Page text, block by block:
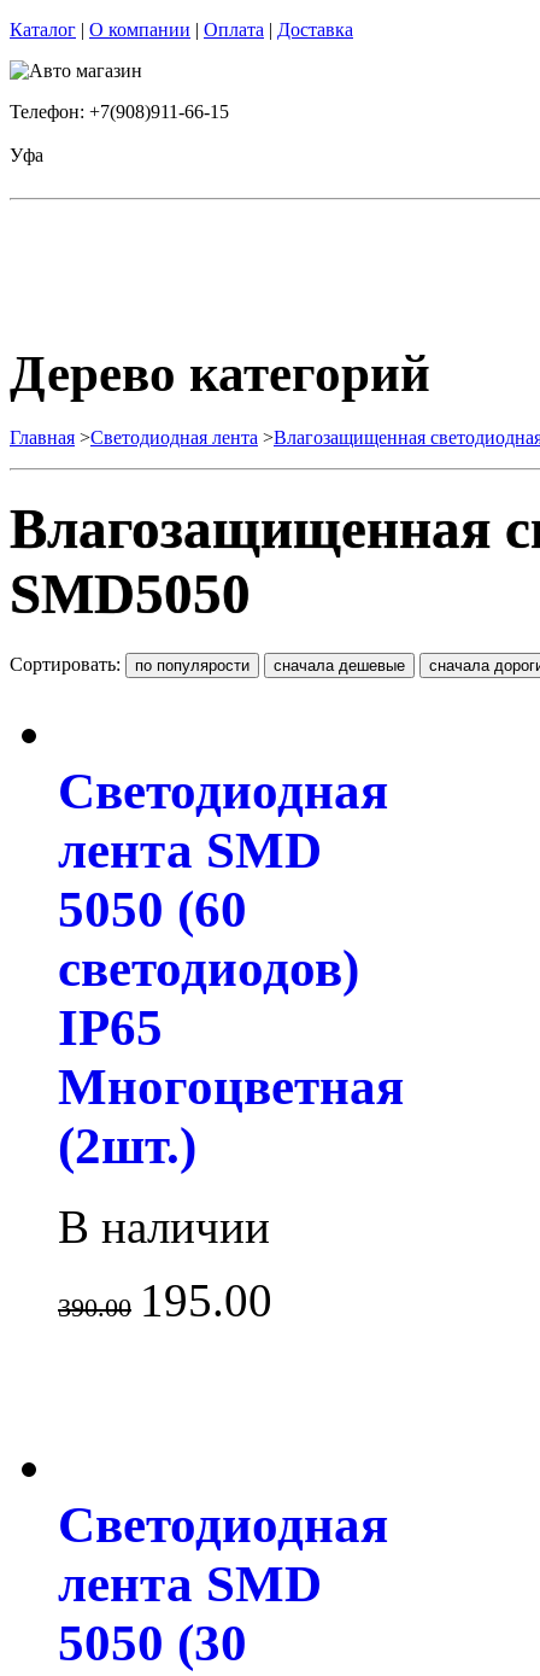
Каталог | О компании | Оплата | Доставка
Телефон: +7(908)911-66-15
Уфа
Дерево категорий
Главная >Светодиодная лента >Влагозащищенная
Влагозащищенная
SMD5050
Сортировать:
Светодиодная
лента SMD
5050 (60
светодиодов)
IP65
Многоцветная
(2шт.)
В наличии
390.00 195.00
Светодиодная
лента SMD
5050 (30